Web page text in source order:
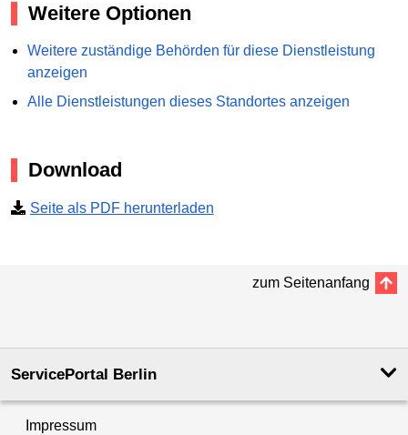
Weitere Optionen
Weitere zuständige Behörden für diese Dienstleistung
anzeigen
Alle Dienstleistungen dieses Standortes anzeigen
Download
Seite als PDF herunterladen
zum Seitenanfang
ServicePortal Berlin
Impressum